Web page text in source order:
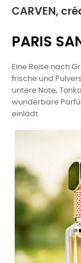
CARVEN,
PARIS
Eine Reise nach
frische und
untere Note,
wunderbare
einlädt.